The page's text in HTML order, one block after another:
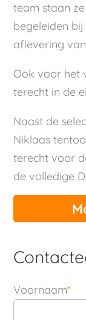
team staan
begeleiden
aflevering
Ook voor het
terecht in de
Naast de
Niklaas
terecht voor
de volledige
Voornaam*